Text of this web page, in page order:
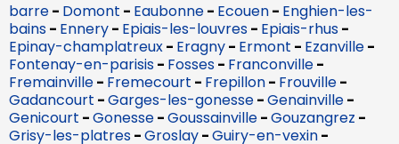
barre- Domont - Eaubonne- Ecouen- Enghien-les-
bains- Ennery- Epiais-les-louvres- Epiais-rhus-
Epinay-champlatreux- Eragny- Ermont - Ezanville-
Fontenay-en-parisis- Fosses- Franconville-
Fremainville- Fremecourt - Frepillon- Frouville-
Gadancourt -Garges-les-gonesse-Genainville-
Genicourt -Gonesse-Goussainville-Gouzangrez -
Grisy-les-platres-Groslay-Guiry-en-vexin-